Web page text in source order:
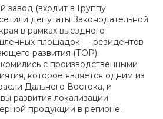
завод (входит в Группу
депутаты Законодательной
в рамках выездного
площадок — резидентов
развития (ТОР).
с производственными
которое является одним из
Дальнего Востока, и
развития локализации
продукции в регионе.